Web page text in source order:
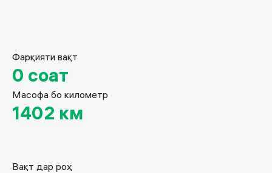
Фарқияти вақт
0 соат
Масофа бо километр
1402 км
Вақт дар роҳ